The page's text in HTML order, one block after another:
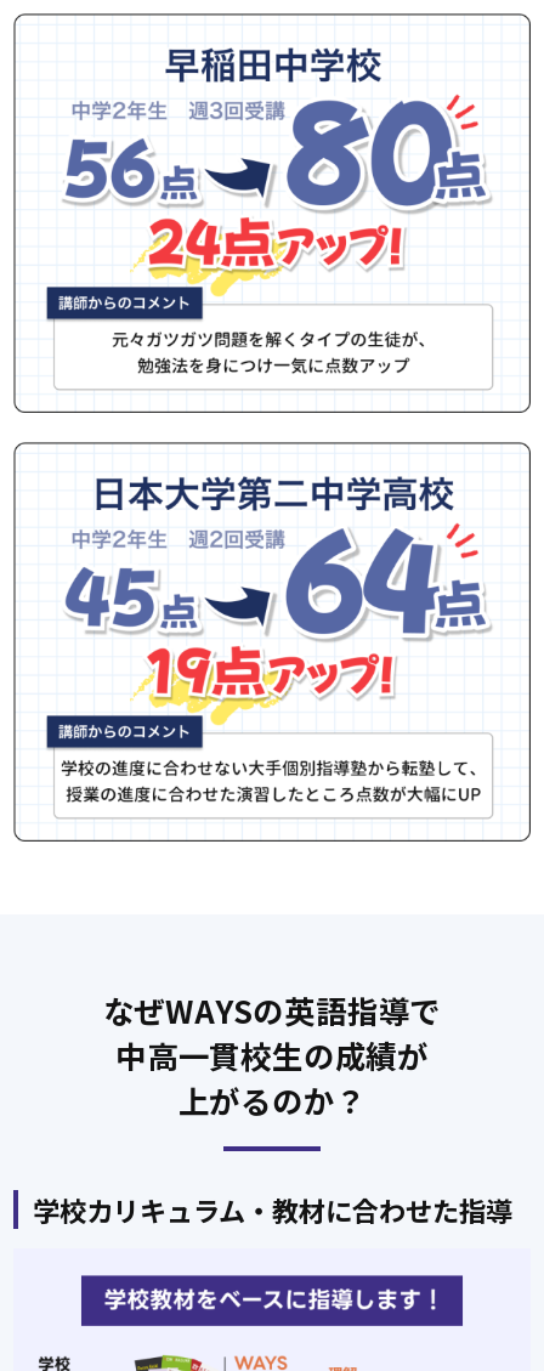
なぜWAYSの英語指導で
中高一貫校生の成績が
上がるのか？
学校カリキュラム・教材に合わせた指導